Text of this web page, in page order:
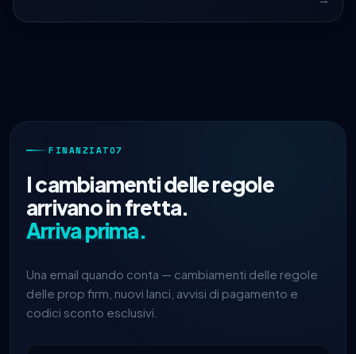
FINANZIATO7
I cambiamenti delle regole
arrivano in fretta.
Arriva prima.
Una email quando conta — cambiamenti delle regole
delle prop firm, nuovi lanci, avvisi di pagamento e
codici sconto esclusivi.